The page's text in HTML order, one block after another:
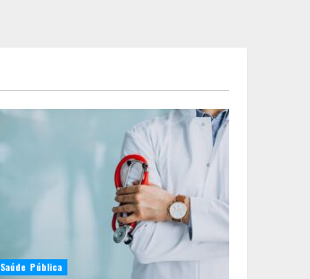
3
usuários, diz especialista
Médicos Sem Fronteiras: a
situação do Ebola na
República Democrática do
Congo é mais crítica do
que nunca
Saúde Pública